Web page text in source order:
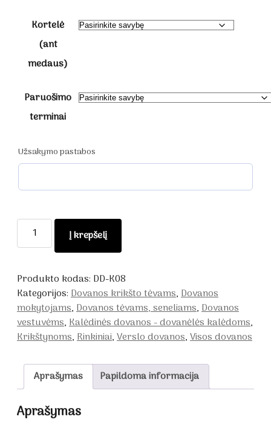
Kortelė
(ant
medaus)
Paruošimo
terminai
Užsakymo pastabos
produkto
kiekis:
-
padėkos
dovana
Į krepšelį
Produkto kodas: DD-K08
Kategorijos:Dovanos krikšto tėvams,Dovanos
mokytojams,Dovanos tėvams, seneliams,Dovanos
vestuvėms,Kalėdinės dovanos - dovanėlės kalėdoms,
Krikštynoms,Rinkiniai,Verslo dovanos,Visos dovanos
Aprašymas Papildoma informacija
Aprašymas